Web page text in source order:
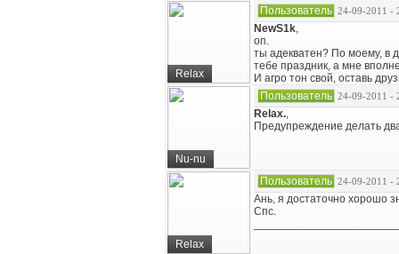
Relax
Пользователь 24-09-2011 -
NewS1k,
оп.
ты адекватен? По моему, в
тебе праздник, а мне
И агро тон свой, оставь
Nu-nu
Пользователь 24-09-2011 -
Relax.,
Предупреждение делать
Relax
Пользователь 24-09-2011 -
Ань, я достаточно хорошо
Спс.